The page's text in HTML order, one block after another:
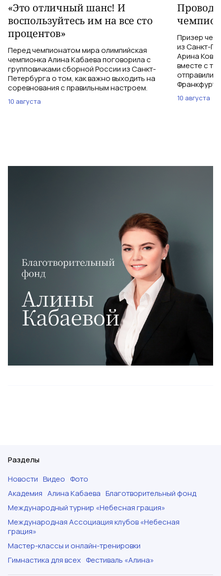
«Это отличный шанс! И
воспользуйтесь им на все сто
процентов»
Перед чемпионатом мира олимпийская
чемпионка Алина Кабаева поговорила с
групповичками сборной России из Санкт-
Петербурга о том, как важно выходить на
соревнования с правильным настроем.
10 августа
Призер
из Санкт-
Арина
вместе с
10 августа
Разделы
Новости Видео Фото
Академия Алина Кабаева Благотворительный фонд
Международный турнир «Небесная грация»
Международная Ассоциация клубов «Небесная
грация»
Мастер-классы и онлайн-тренировки
Гимнастика для всех Фестиваль «Алина»